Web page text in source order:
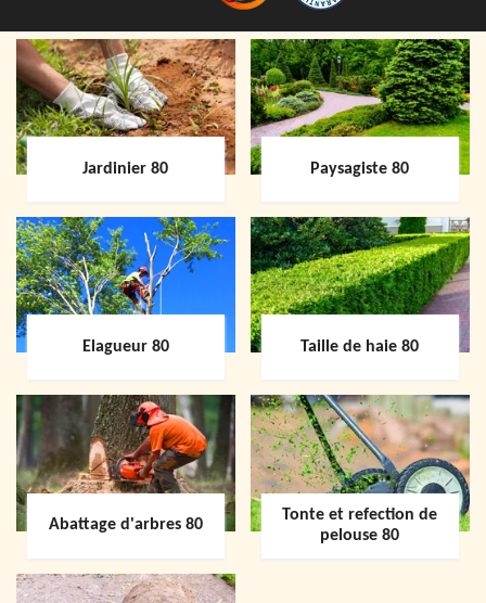
Jardinier 80 Paysagiste 80
Elagueur 80 Taille de haie 80
Abattage d'arbres 80
Tonte et refection de
pelouse 80